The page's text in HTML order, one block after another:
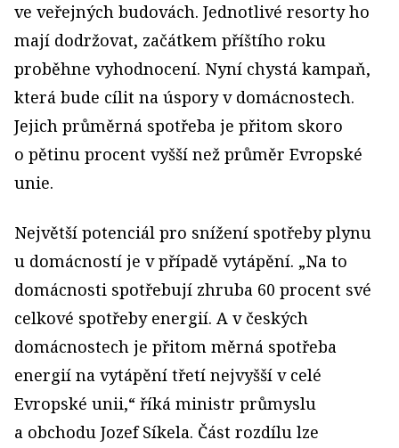
ve veřejných budovách. Jednotlivé resorty ho
mají dodržovat, začátkem příštího roku
proběhne vyhodnocení. Nyní chystá kampaň,
která bude cílit na úspory v domácnostech.
Jejich průměrná spotřeba je přitom skoro
o pětinu procent vyšší než průměr Evropské
unie.
Největší potenciál pro snížení spotřeby plynu
u domácností je v případě vytápění. „Na to
domácnosti spotřebují zhruba 60 procent své
celkové spotřeby energií. A v českých
domácnostech je přitom měrná spotřeba
energií na vytápění třetí nejvyšší v celé
Evropské unii,“ říká ministr průmyslu
a obchodu Jozef Síkela. Část rozdílu lze